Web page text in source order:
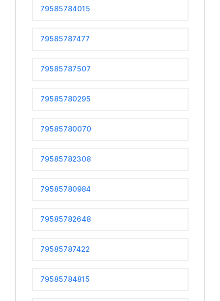
79585784015
79585787477
79585787507
79585780295
79585780070
79585782308
79585780984
79585782648
79585787422
79585784815